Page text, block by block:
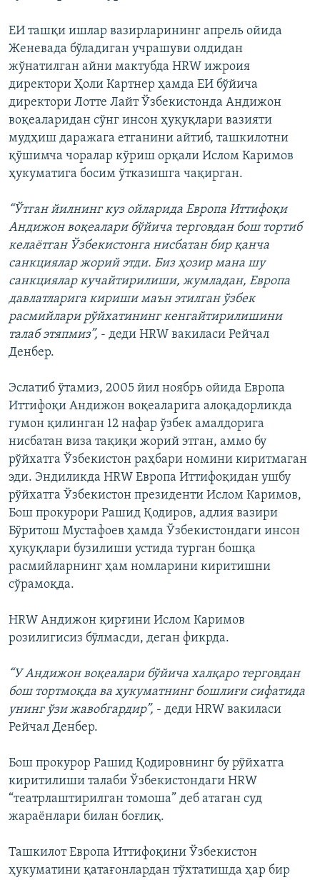
ЕИ ташқи ишлар вазирларининг апрель ойида
Женевада бўладиган учрашуви олдидан
жўнатилган айни мактубда HRW ижроия
директори Ҳоли Картнер ҳамда ЕИ бўйича
директори Лотте Лайт Ўзбекистонда Андижон
воқеаларидан сўнг инсон ҳуқуқлари вазияти
мудҳиш даражага етганини айтиб, ташкилотни
қўшимча чоралар кўриш орқали Ислом Каримов
ҳукуматига босим ўтказишга чақирган.
“Ўтган йилнинг куз ойларида Европа Иттифоқи
Андижон воқеалари бўйича терговдан бош тортиб
келаётган Ўзбекистонга нисбатан бир қанча
санкциялар жорий этди. Биз ҳозир мана шу
санкциялар кучайтирилиши, жумладан, Европа
давлатларига кириши маън этилган ўзбек
расмийлари рўйхатининг кенгайтирилишини
талаб этяпмиз”, - деди HRW вакиласи Рейчал
Денбер.
Эслатиб ўтамиз, 2005 йил ноябрь ойида Европа
Иттифоқи Андижон воқеаларига алоқадорликда
гумон қилинган 12 нафар ўзбек амалдорига
нисбатан виза тақиқи жорий этган, аммо бу
рўйхатга Ўзбекистон раҳбари номини киритмаган
эди. Эндиликда HRW Европа Иттифоқидан ушбу
рўйхатга Ўзбекистон президенти Ислом Каримов,
Бош прокурори Рашид Қодиров, адлия вазири
Бўритош Мустафоев ҳамда Ўзбекистондаги инсон
ҳуқуқлари бузилиши устида турган бошқа
расмийларнинг ҳам номларини киритишни
сўрамоқда.
HRW Андижон қирғини Ислом Каримов
розилигисиз бўлмасди, деган фикрда.
“У Андижон воқеалари бўйича халқаро терговдан
бош тортмоқда ва ҳукуматнинг бошлиғи сифатида
унинг ўзи жавобгардир”, - деди HRW вакиласи
Рейчал Денбер.
Бош прокурор Рашид Қодировнинг бу рўйхатга
киритилиши талаби Ўзбекистондаги HRW
“театрлаштирилган томоша” деб атаган суд
жараёнлари билан боғлиқ.
Ташкилот Европа Иттифоқини Ўзбекистон
ҳукуматини қатағонлардан тўхтатишда ҳар бир